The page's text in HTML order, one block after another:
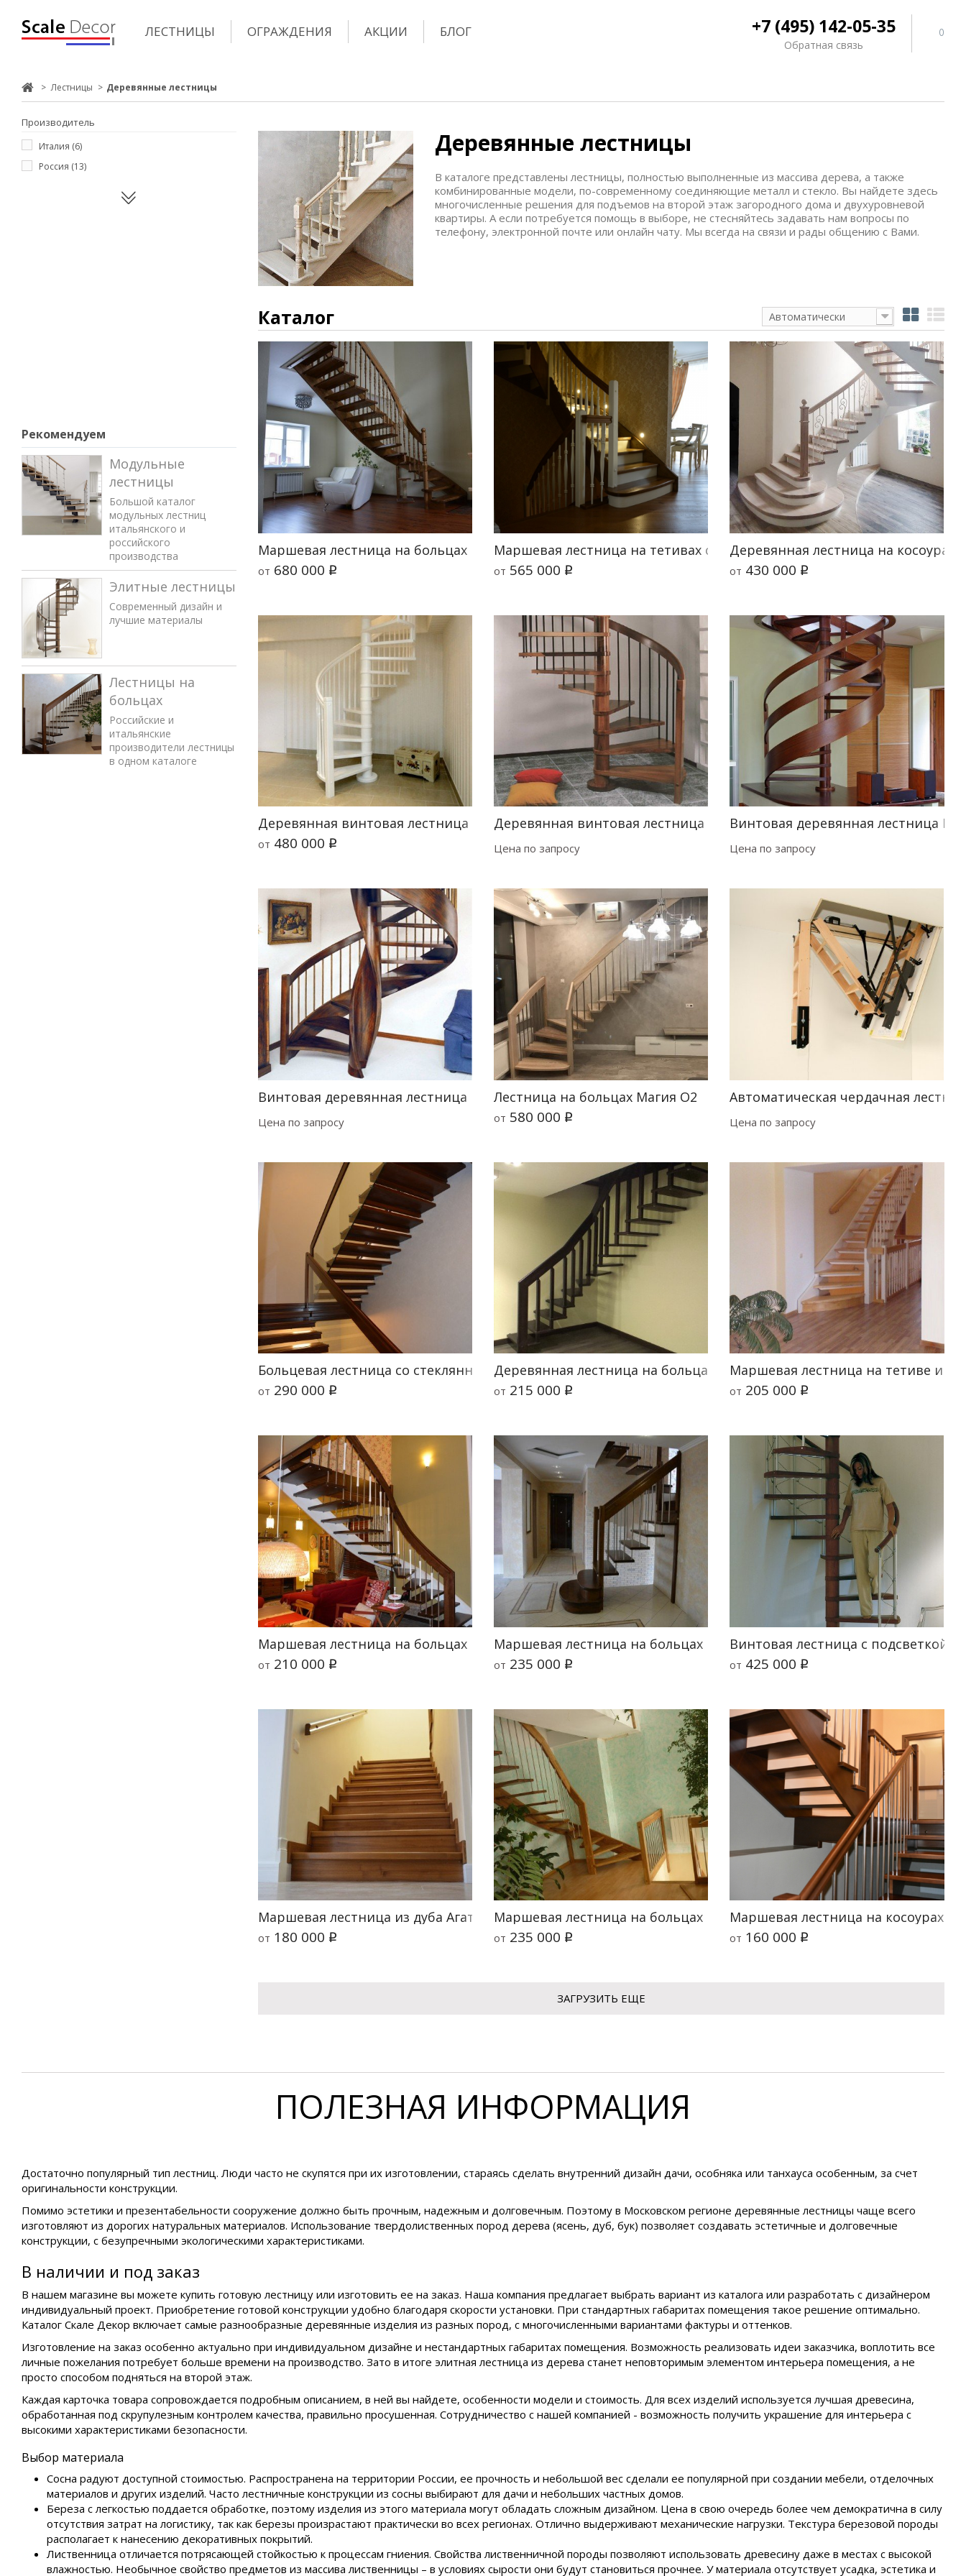
0
+7 (495) 142-05-35
Обратная связь
ЛЕСТНИЦЫ ОГРАЖДЕНИЯ АКЦИИ БЛОГ
> Лестницы > Деревянные лестницы
Деревянные лестницы
В каталоге представлены лестницы, полностью выполненные из массива дерева, а также
комбинированные модели, по-современному соединяющие металл и стекло. Вы найдете здесь
многочисленные решения для подъемов на второй этаж загородного дома и двухуровневой
квартиры. А если потребуется помощь в выборе, не стесняйтесь задавать нам вопросы по
телефону, электронной почте или онлайн чату. Мы всегда на связи и рады общению с Вами.
Каталог Автоматически
Маршевая лестница на больцах и тетиве Лира
от 680 000 q
Маршевая лестница на тетивах с подступенками Классик
от 565 000 q
Деревянная лестница на косоурах
от 430 000 q
Деревянная винтовая лестница Мира
от 480 000 q
Деревянная винтовая лестница Emme 88
Цена по запросу
Винтовая деревянная лестница
Цена по запросу
Винтовая деревянная лестница Emme 90
Цена по запросу
Лестница на больцах Магия О2
от 580 000 q
Автоматическая чердачная
Цена по запросу
Больцевая лестница со стеклянным ограждением Магия СТ
от 290 000 q
Деревянная лестница на больцах Магия 10
от 215 000 q
Маршевая лестница на тетиве и
от 205 000 q
Маршевая лестница на больцах и тетиве Лира Колор
от 210 000 q
Маршевая лестница на больцах Магия О4
от 235 000 q
Винтовая лестница с подсветкой
от 425 000 q
Маршевая лестница из дуба Агата
от 180 000 q
Маршевая лестница на больцах и тетиве Лира M
от 235 000 q
Маршевая лестница на косоурах
от 160 000 q
ЗАГРУЗИТЬ ЕЩЕ
Производитель
Италия (6)
Россия (13)
Рекомендуем
Модульные
лестницы
Большой каталог
модульных лестниц
итальянского и
российского
производства
Элитные лестницы
Современный дизайн и
лучшие материалы
Лестницы на
больцах
Российские и
итальянские
производители лестницы
в одном каталоге
ПОЛЕЗНАЯ ИНФОРМАЦИЯ
Достаточно популярный тип лестниц. Люди часто не скупятся при их изготовлении, стараясь сделать внутренний дизайн дачи, особняка или танхауса особенным, за счет
оригинальности конструкции.
Помимо эстетики и презентабельности сооружение должно быть прочным, надежным и долговечным. Поэтому в Московском регионе деревянные лестницы чаще всего
изготовляют из дорогих натуральных материалов. Использование твердолиственных пород дерева (ясень, дуб, бук) позволяет создавать эстетичные и долговечные
конструкции, с безупречными экологическими характеристиками.
В наличии и под заказ
В нашем магазине вы можете купить готовую лестницу или изготовить ее на заказ. Наша компания предлагает выбрать вариант из каталога или разработать с дизайнером
индивидуальный проект. Приобретение готовой конструкции удобно благодаря скорости установки. При стандартных габаритах помещения такое решение оптимально.
Каталог Скале Декор включает самые разнообразные деревянные изделия из разных пород, с многочисленными вариантами фактуры и оттенков.
Изготовление на заказ особенно актуально при индивидуальном дизайне и нестандартных габаритах помещения. Возможность реализовать идеи заказчика, воплотить все
личные пожелания потребует больше времени на производство. Зато в итоге элитная лестница из дерева станет неповторимым элементом интерьера помещения, а не
просто способом подняться на второй этаж.
Каждая карточка товара сопровождается подробным описанием, в ней вы найдете, особенности модели и стоимость. Для всех изделий используется лучшая древесина,
обработанная под скрупулезным контролем качества, правильно просушенная. Сотрудничество с нашей компанией - возможность получить украшение для интерьера с
высокими характеристиками безопасности.
Выбор материала
Сосна радуют доступной стоимостью. Распространена на территории России, ее прочность и небольшой вес сделали ее популярной при создании мебели, отделочных
материалов и других изделий. Часто лестничные конструкции из сосны выбирают для дачи и небольших частных домов.
Береза с легкостью поддается обработке, поэтому изделия из этого материала могут обладать сложным дизайном. Цена в свою очередь более чем демократична в силу
отсутствия затрат на логистику, так как березы произрастают практически во всех регионах. Отлично выдерживают механические нагрузки. Текстура березовой породы
располагает к нанесению декоративных покрытий.
Лиственница отличается потрясающей стойкостью к процессам гниения. Свойства лиственничной породы позволяют использовать древесину даже в местах с высокой
влажностью. Необычное свойство предметов из массива лиственницы – в условиях сырости они будут становиться прочнее. У материала отсутствует усадка, эстетика и